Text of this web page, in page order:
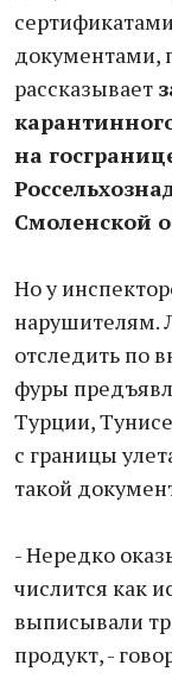
документами,
рассказывает
на
Смоленской
Но у
нарушителям.
отследить по
фуры
Турции,
с границы
такой
- Нередко
числится как
выписывали
продукт, -